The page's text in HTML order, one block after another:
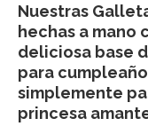
Nuestras
hechas a mano
deliciosa base
para
simplemente
princesa